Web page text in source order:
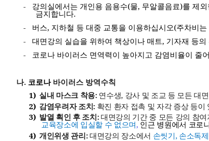
-
강의실에서는 개인용 음용수(물, 무알콜음료)를 제
금지합니다.
-
버스, 지하철 등 대중 교통을 이용하십시오(주차비
-
대면강의 실습을 위하여 책상이나 매트, 기자재 등
-
코로나 바이러스 면역력이 높아지고 감염비율이 줄
나. 코로나바이러스 방역수칙
1) 실내 마스크 착용: 연수생, 강사 및 조교 등 모든 대
2) 감염우려자 조치: 확진 환자 접촉 및 자각 증상 등
3) 발열 획인 후 조치:대면강의 기간 중 모든 강의 참
교육장소에 입실할 수 없으며, 인근 병원에서 코로
4) 개인위생 관리:대면강의 장소에서 손씻기, 손소독